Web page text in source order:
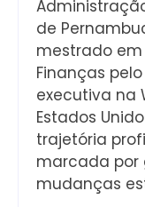
de
mestrado em
Finanças
executiva na
Estados
trajetória
marcada por
mudanças